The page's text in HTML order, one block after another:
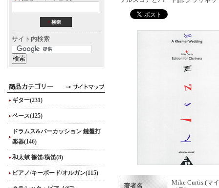
サイト内検索
ギター(231)
ベース(125)
ドラムス&パーカッション 鍵盤打
楽器(146)
和太鼓 篠笛/横笛(8)
ピアノ/キーボード/オルガン(115)
著者名
Mike Curtis (マ